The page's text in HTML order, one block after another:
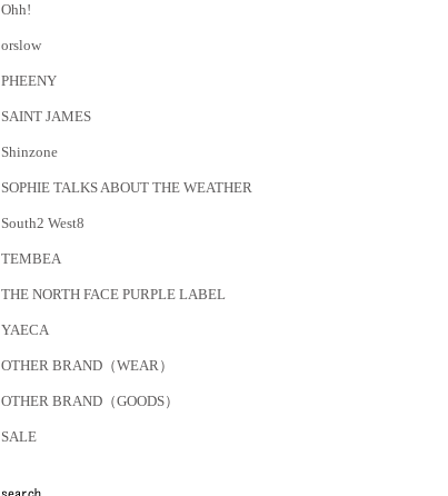
Ohh!
orslow
PHEENY
SAINT JAMES
Shinzone
SOPHIE TALKS ABOUT THE WEATHER
South2 West8
TEMBEA
THE NORTH FACE PURPLE LABEL
YAECA
OTHER BRAND（WEAR）
OTHER BRAND（GOODS）
SALE